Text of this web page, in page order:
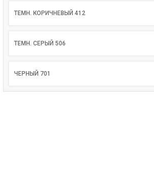
ТЕМН. КОРИЧНЕВЫЙ 412
ТЕМН. СЕРЫЙ 506
ЧЕРНЫЙ 701